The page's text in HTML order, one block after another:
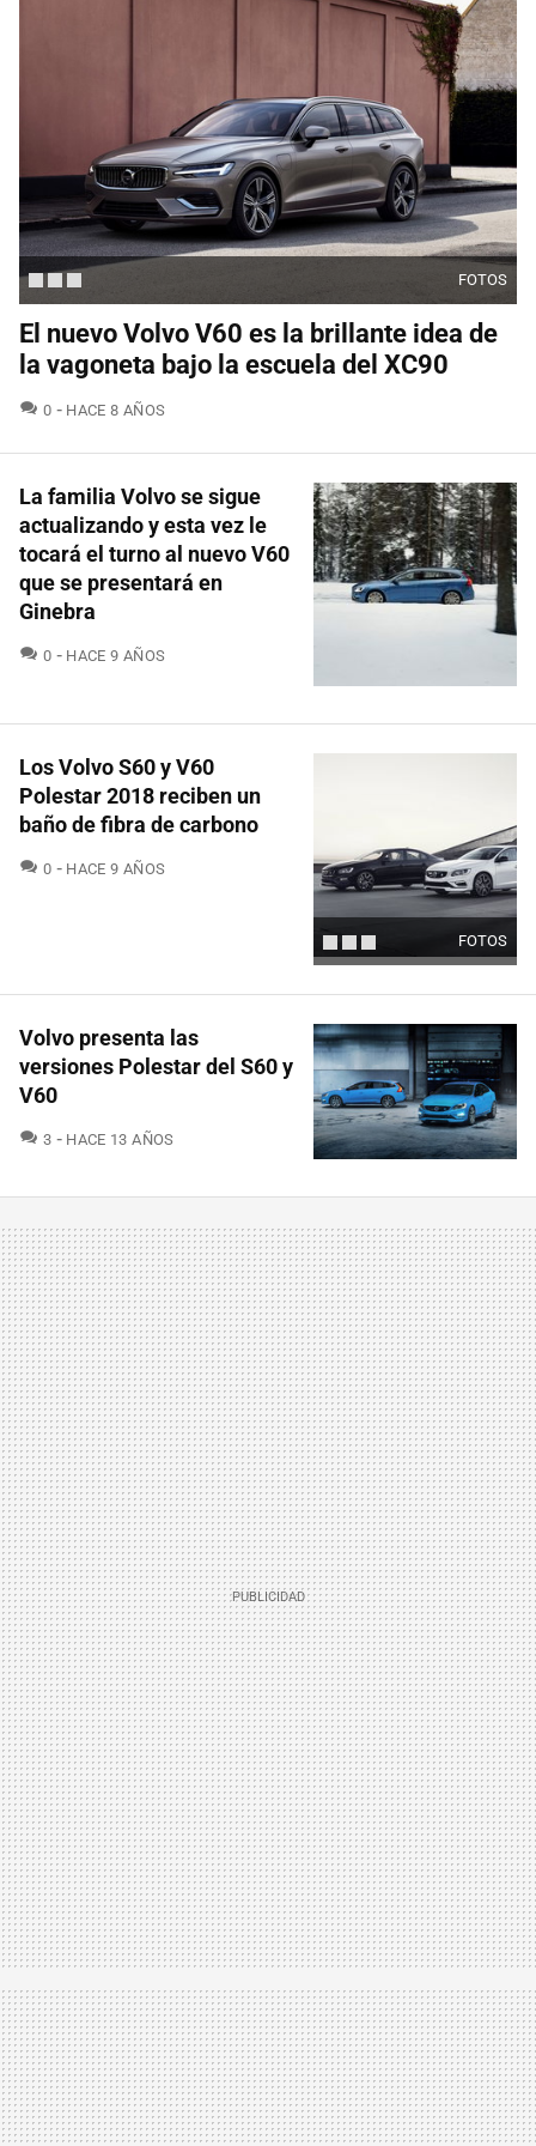
FOTOS
El nuevo Volvo V60 es la brillante idea de
la vagoneta bajo la escuela del XC90
0 COMENTARIOS
HACE 8 AÑOS
La familia Volvo se sigue
actualizando y esta vez le
tocará el turno al nuevo V60
que se presentará en
Ginebra
0 COMENTARIOS
HACE 9 AÑOS
FOTOS
Los Volvo S60 y V60
Polestar 2018 reciben un
baño de fibra de carbono
0 COMENTARIOS
HACE 9 AÑOS
Volvo presenta las
versiones Polestar del S60 y
V60
3 COMENTARIOS
HACE 13 AÑOS